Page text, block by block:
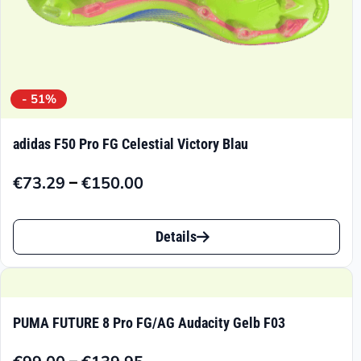
- 51%
adidas F50 Pro FG Celestial Victory Blau
€73.29 –€150.00
Preisspanne:
€150.00
Dieses
Produkt
Details
PUMA FUTURE 8 Pro FG/AG Audacity Gelb F03